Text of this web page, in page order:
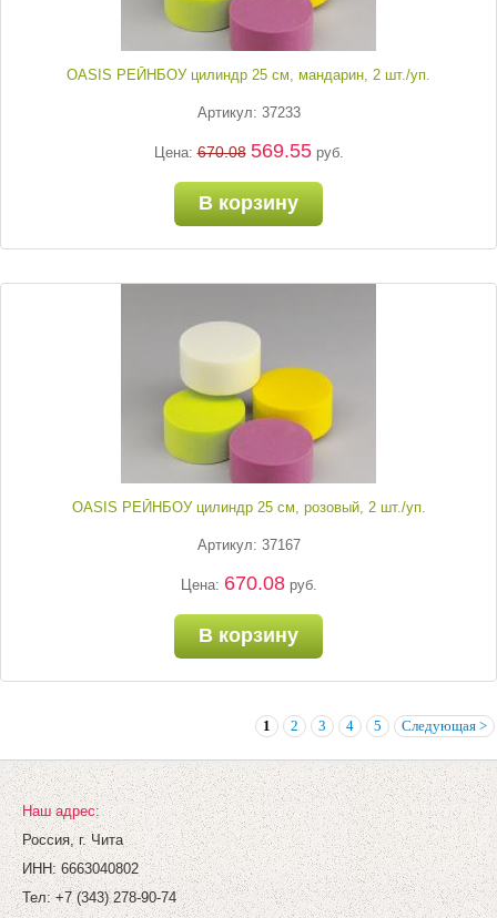
OASIS РЕЙНБОУ цилиндр 25 см, мандарин, 2 шт./уп.
Артикул: 37233
Цена:670.08 569.55руб.
В корзину
OASIS РЕЙНБОУ цилиндр 25 см, розовый, 2 шт./уп.
Артикул: 37167
Цена: 670.08руб.
В корзину
1 2 3 4 5 Следующая >
Наш адрес:
Россия, г. Чита
ИНН: 6663040802
Тел: +7 (343) 278-90-74